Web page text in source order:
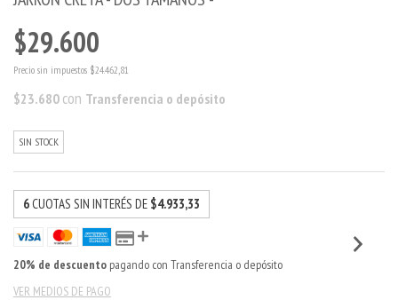
$29.600
Precio sin impuestos $24.462,81
$23.680 con Transferencia o depósito
SIN STOCK
6CUOTAS SIN INTERÉS DE $4.933,33
20% de descuento pagando con Transferencia o depósito
VER MEDIOS DE PAGO